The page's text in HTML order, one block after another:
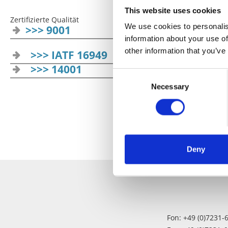
This website uses cookies
We use cookies to
information about your use
other information that
Necessary
Deny
Zertifizierte Qualität
>>> 9001
>>> IATF 16949
>>> 14001
Fon: +49 (0)7231-